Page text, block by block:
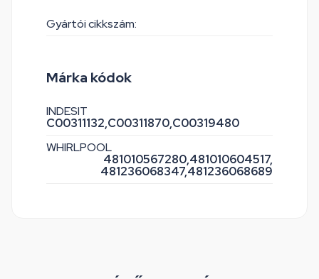
Gyártói cikkszám:
Márka kódok
INDESIT
C00311132,C00311870,C00319480
WHIRLPOOL
481010567280,481010604517,
481236068347,481236068689